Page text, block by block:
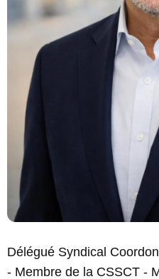
Délégué Syndical
- Membre de la CSSCT -